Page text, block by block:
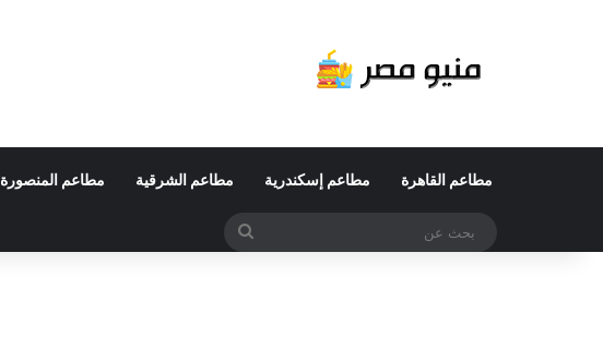
مطاعم القاهرة مطاعم إسكندرية مطاعم الشرقية مطاعم المنصورة